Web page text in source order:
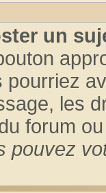
un
pourriez
les
forum
pouvez